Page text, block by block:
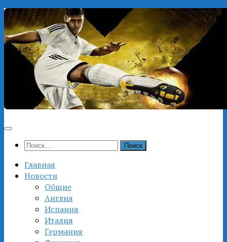
Перейти
к
содержимому
Найти:
Главная
Новости
Общие
Англия
Испания
Италия
Германия